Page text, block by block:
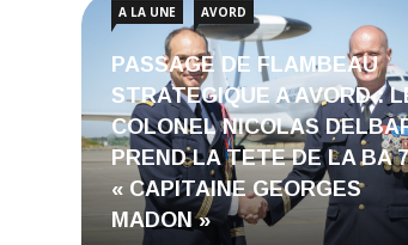
A LA UNE AVORD
PASSAGE DE FLAMBEAU
STRATEGIQUE A AVORD :
COLONEL NICOLAS
PREND LA TETE DE LA BA
« CAPITAINE GEORGES
MADON »